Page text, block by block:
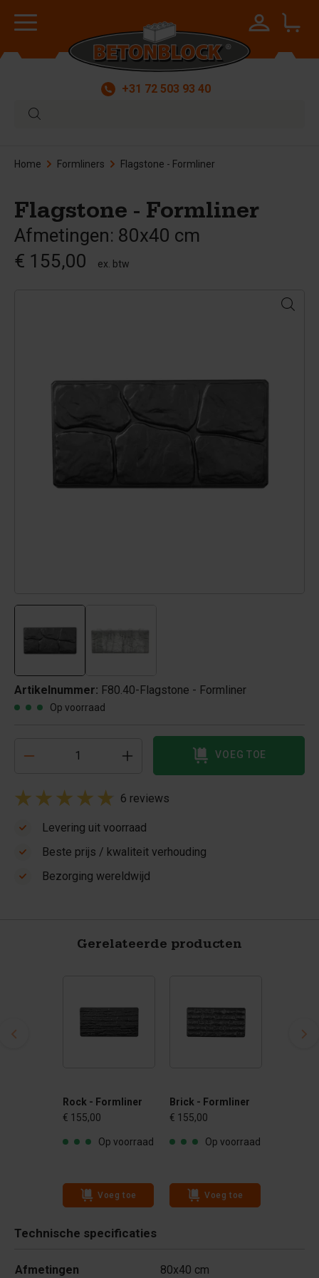
+31 72 503 93 40
Home Formliners Flagstone - Formliner
Flagstone - Formliner
Afmetingen: 80x40 cm
€ 155,00
ex. btw
Artikelnummer: F80.40-Flagstone - Formliner
Op voorraad
VOEG TOE
6 reviews
Levering uit voorraad
Beste prijs / kwaliteit verhouding
Bezorging wereldwijd
Gerelateerde producten
Rock - Formliner
€ 155,00
Op voorraad
Voeg toe
Brick - Formliner
€ 155,00
Op voorraad
Voeg toe
Technische specificaties
Afmetingen
80x40 cm